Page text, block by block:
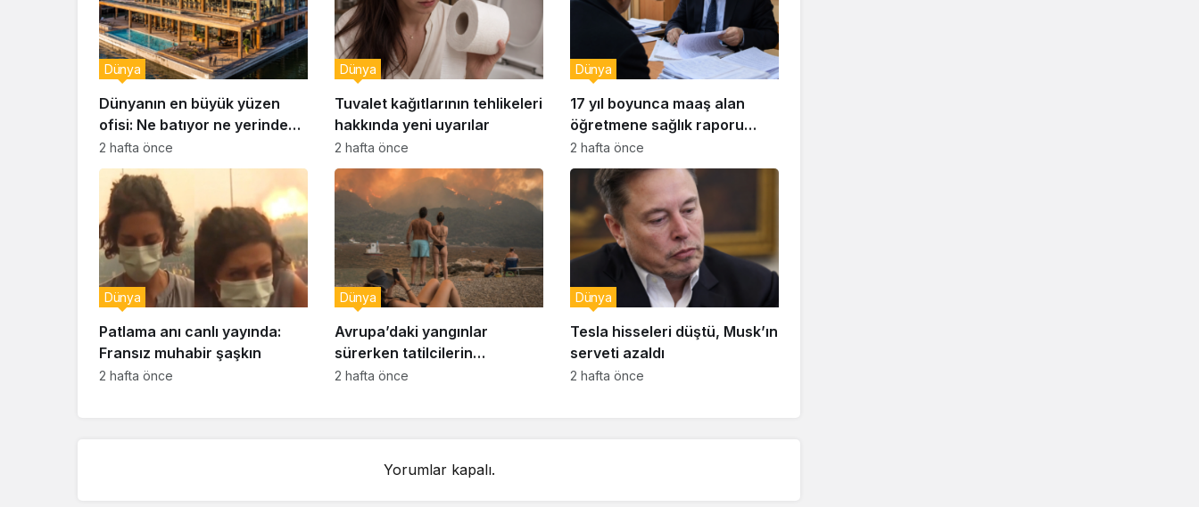
Dünyanın en büyük yüzen
ofisi: Ne batıyor ne yerinde
kalıyor
Dünya
2 hafta önce
Tuvalet kağıtlarının tehlikeleri
hakkında yeni uyarılar
Dünya
2 hafta önce
17 yıl boyunca maaş alan
öğretmene sağlık raporu
soruşturması
Dünya
2 hafta önce
Patlama anı canlı yayında:
Fransız muhabir şaşkın
Dünya
2 hafta önce
Avrupa’daki yangınlar
sürerken tatilcilerin
kayıtsızlığı tepki yarattı
Dünya
2 hafta önce
Tesla hisseleri düştü, Musk’ın
serveti azaldı
Dünya
2 hafta önce
Yorumlar kapalı.